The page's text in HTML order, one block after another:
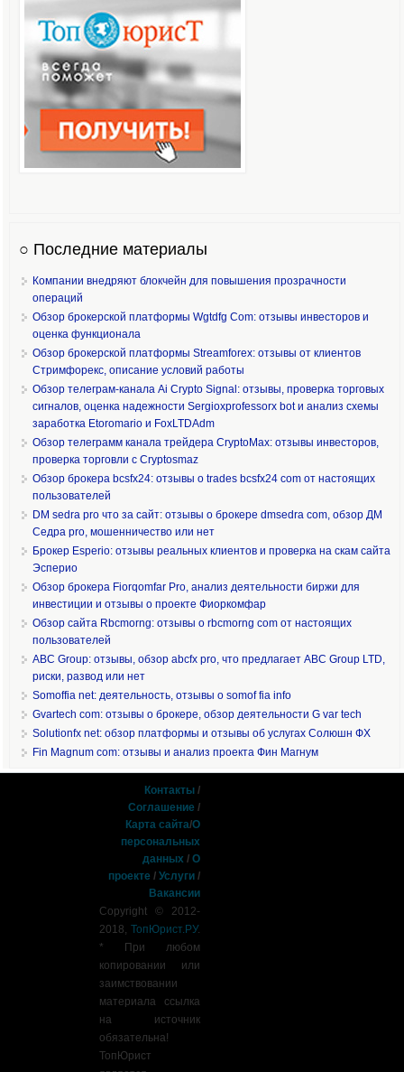
○ Последние материалы
Компании внедряют блокчейн для повышения прозрачности
операций
Обзор брокерской платформы Wgtdfg Com: отзывы инвесторов и
оценка функционала
Обзор брокерской платформы Streamforex: отзывы от клиентов
Стримфорекс, описание условий работы
Обзор телеграм-канала Ai Crypto Signal: отзывы, проверка торговых
сигналов, оценка надежности Sergioxprofessorx bot и анализ схемы
заработка Etoromario и FoxLTDAdm
Обзор телеграмм канала трейдера CryptoMax: отзывы инвесторов,
проверка торговли с Cryptosmaz
Обзор брокера bcsfx24: отзывы о trades bcsfx24 com от настоящих
пользователей
DM sedra pro что за сайт: отзывы о брокере dmsedra com, обзор ДМ
Седра pro, мошенничество или нет
Брокер Esperio: отзывы реальных клиентов и проверка на скам сайта
Эсперио
Обзор брокера Fiorqomfar Pro, анализ деятельности биржи для
инвестиции и отзывы о проекте Фиоркомфар
Обзор сайта Rbcmorng: отзывы о rbcmorng com от настоящих
пользователей
ABC Group: отзывы, обзор abcfx pro, что предлагает ABC Group LTD,
риски, развод или нет
Somoffia net: деятельность, отзывы о somof fia info
Gvartech com: отзывы о брокере, обзор деятельности G var tech
Solutionfx net: обзор платформы и отзывы об услугах Солюшн ФХ
Fin Magnum com: отзывы и анализ проекта Фин Магнум
Контакты /
Соглашение /
Карта сайта/О
персональных
данных /О
проекте /Услуги /
Вакансии
Copyright © 2012-
2018,ТопЮрист.РУ.
* При любом
копировании или
заимствовании
материала ссылка
на источник
обязательна!
ТопЮрист